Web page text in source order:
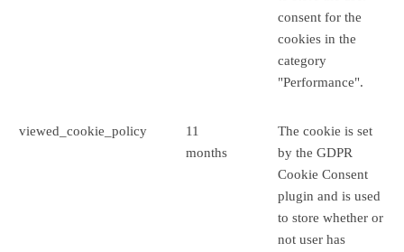
consent for the
cookies in the
category
"Performance".
viewed_cookie_policy
11
months
The cookie is set
by the GDPR
Cookie Consent
plugin and is used
to store whether or
not user has